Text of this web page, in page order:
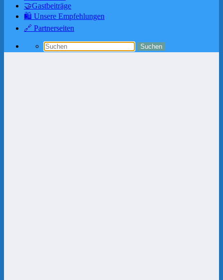
🤝Gastbeiträge
🛍️ Unsere Empfehlungen
🔗 Partnerseiten